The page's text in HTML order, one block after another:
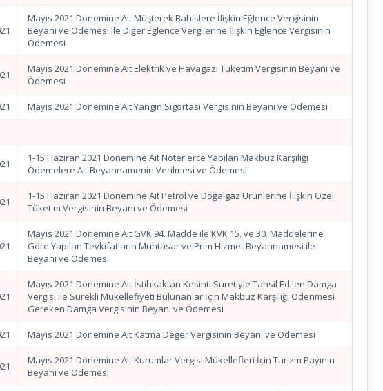
Mayıs 2021 Dönemine Ait Müşterek Bahislere İlişkin Eğlence Vergisinin
Beyanı ve Ödemesi ile Diğer Eğlence Vergilerine İlişkin Eğlence Vergisinin
Ödemesi
Mayıs 2021 Dönemine Ait Elektrik ve Havagazı Tüketim Vergisinin Beyanı ve
Ödemesi
Mayıs 2021 Dönemine Ait Yangın Sigortası Vergisinin Beyanı ve Ödemesi
1-15 Haziran 2021 Dönemine Ait Noterlerce Yapılan Makbuz Karşılığı
Ödemelere Ait Beyannamenin Verilmesi ve Ödemesi
1-15 Haziran 2021 Dönemine Ait Petrol ve Doğalgaz Ürünlerine İlişkin Özel
Tüketim Vergisinin Beyanı ve Ödemesi
Mayıs 2021 Dönemine Ait GVK 94. Madde ile KVK 15. ve 30. Maddelerine
Göre Yapılan Tevkifatların Muhtasar ve Prim Hizmet Beyannamesi ile
Beyanı ve Ödemesi
Mayıs 2021 Dönemine Ait İstihkaktan Kesinti Suretiyle Tahsil Edilen Damga
Vergisi ile Sürekli Mükellefiyeti Bulunanlar İçin Makbuz Karşılığı Ödenmesi
Gereken Damga Vergisinin Beyanı ve Ödemesi
Mayıs 2021 Dönemine Ait Katma Değer Vergisinin Beyanı ve Ödemesi
Mayıs 2021 Dönemine Ait Kurumlar Vergisi Mükellefleri İçin Turizm Payının
Beyanı ve Ödemesi